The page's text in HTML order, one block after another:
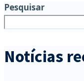
Pesquisar
Notícias